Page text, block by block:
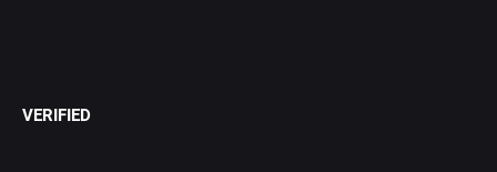
VERIFIED